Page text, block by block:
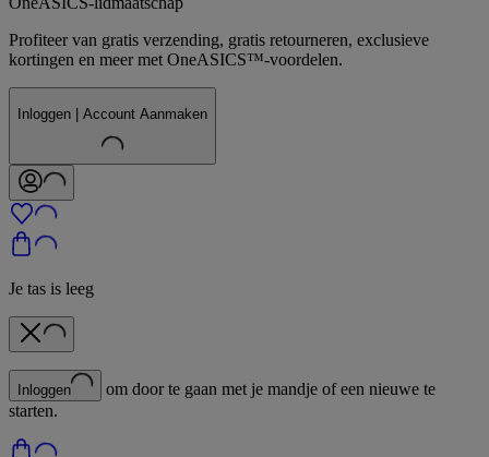
Profiteer van gratis verzending, gratis retourneren, exclusieve
kortingen en meer met OneASICS™-voordelen.
Inloggen | Account Aanmaken
Je tas is leeg
Inloggen
om door te gaan met je mandje of een nieuwe te
starten.